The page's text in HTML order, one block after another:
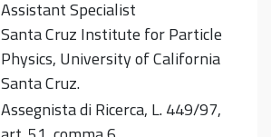
Assistant Specialist
Santa Cruz Institute for Particle
Physics, University of California
Santa Cruz.
Assegnista di Ricerca, L. 449/97,